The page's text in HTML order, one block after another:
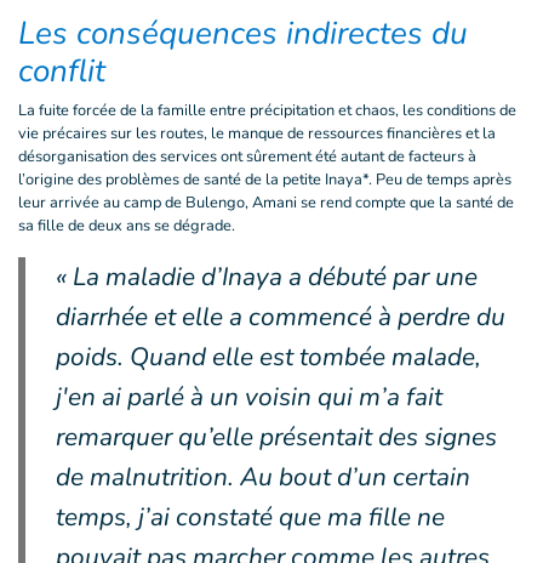
Les conséquences indirectes du
conflit
La fuite forcée de la famille entre précipitation et chaos, les conditions de
vie précaires sur les routes, le manque de ressources financières et la
désorganisation des services ont sûrement été autant de facteurs à
l’origine des problèmes de santé de la petite Inaya*. Peu de temps après
leur arrivée au camp de Bulengo, Amani se rend compte que la santé de
sa fille de deux ans se dégrade.
« La maladie d’Inaya a débuté par une
diarrhée et elle a commencé à perdre du
poids. Quand elle est tombée malade,
j'en ai parlé à un voisin qui m’a fait
remarquer qu’elle présentait des signes
de malnutrition. Au bout d’un certain
temps, j’ai constaté que ma fille ne